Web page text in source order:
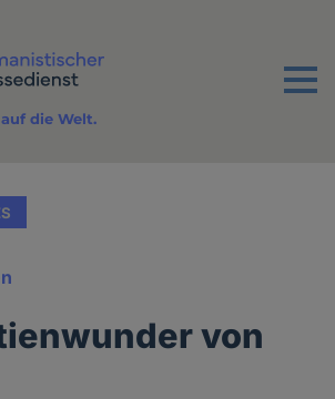
Menu
die Welt.
von